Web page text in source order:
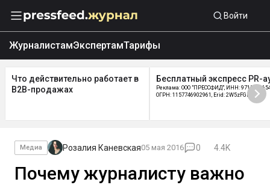
Войти
ЖурналистамЭкспертамТарифы
Что действительно работает в
B2B-продажах
Бесплатный экспресс PR-
Реклама: ООО "ПРЕССФИД", ИНН:
ОГРН: 1157746902961, Erid: 2W5zFGDycPz
Медиа Розалия Каневская05 мая 2016 0 4.4K
Почему журналисту важно